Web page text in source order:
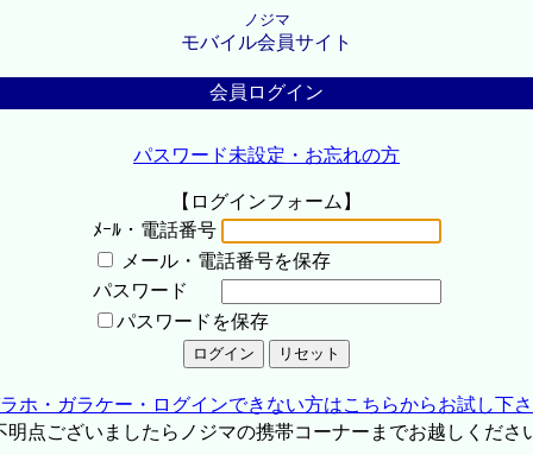
ノジマ
モバイル会員サイト
会員ログイン
パスワード未設定・お忘れの方
【ログインフォーム】
ﾒｰﾙ・電話番号
メール・電話番号を保存
パスワード
パスワードを保存
ホ・ガラケー・ログインできない方はこちらからお試し下
点ございましたらノジマの携帯コーナーまでお越しくださ